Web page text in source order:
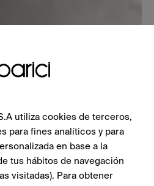
utiliza cookies de terceros,
para fines analíticos y para
en base a la
tus hábitos de navegación
visitadas). Para obtener